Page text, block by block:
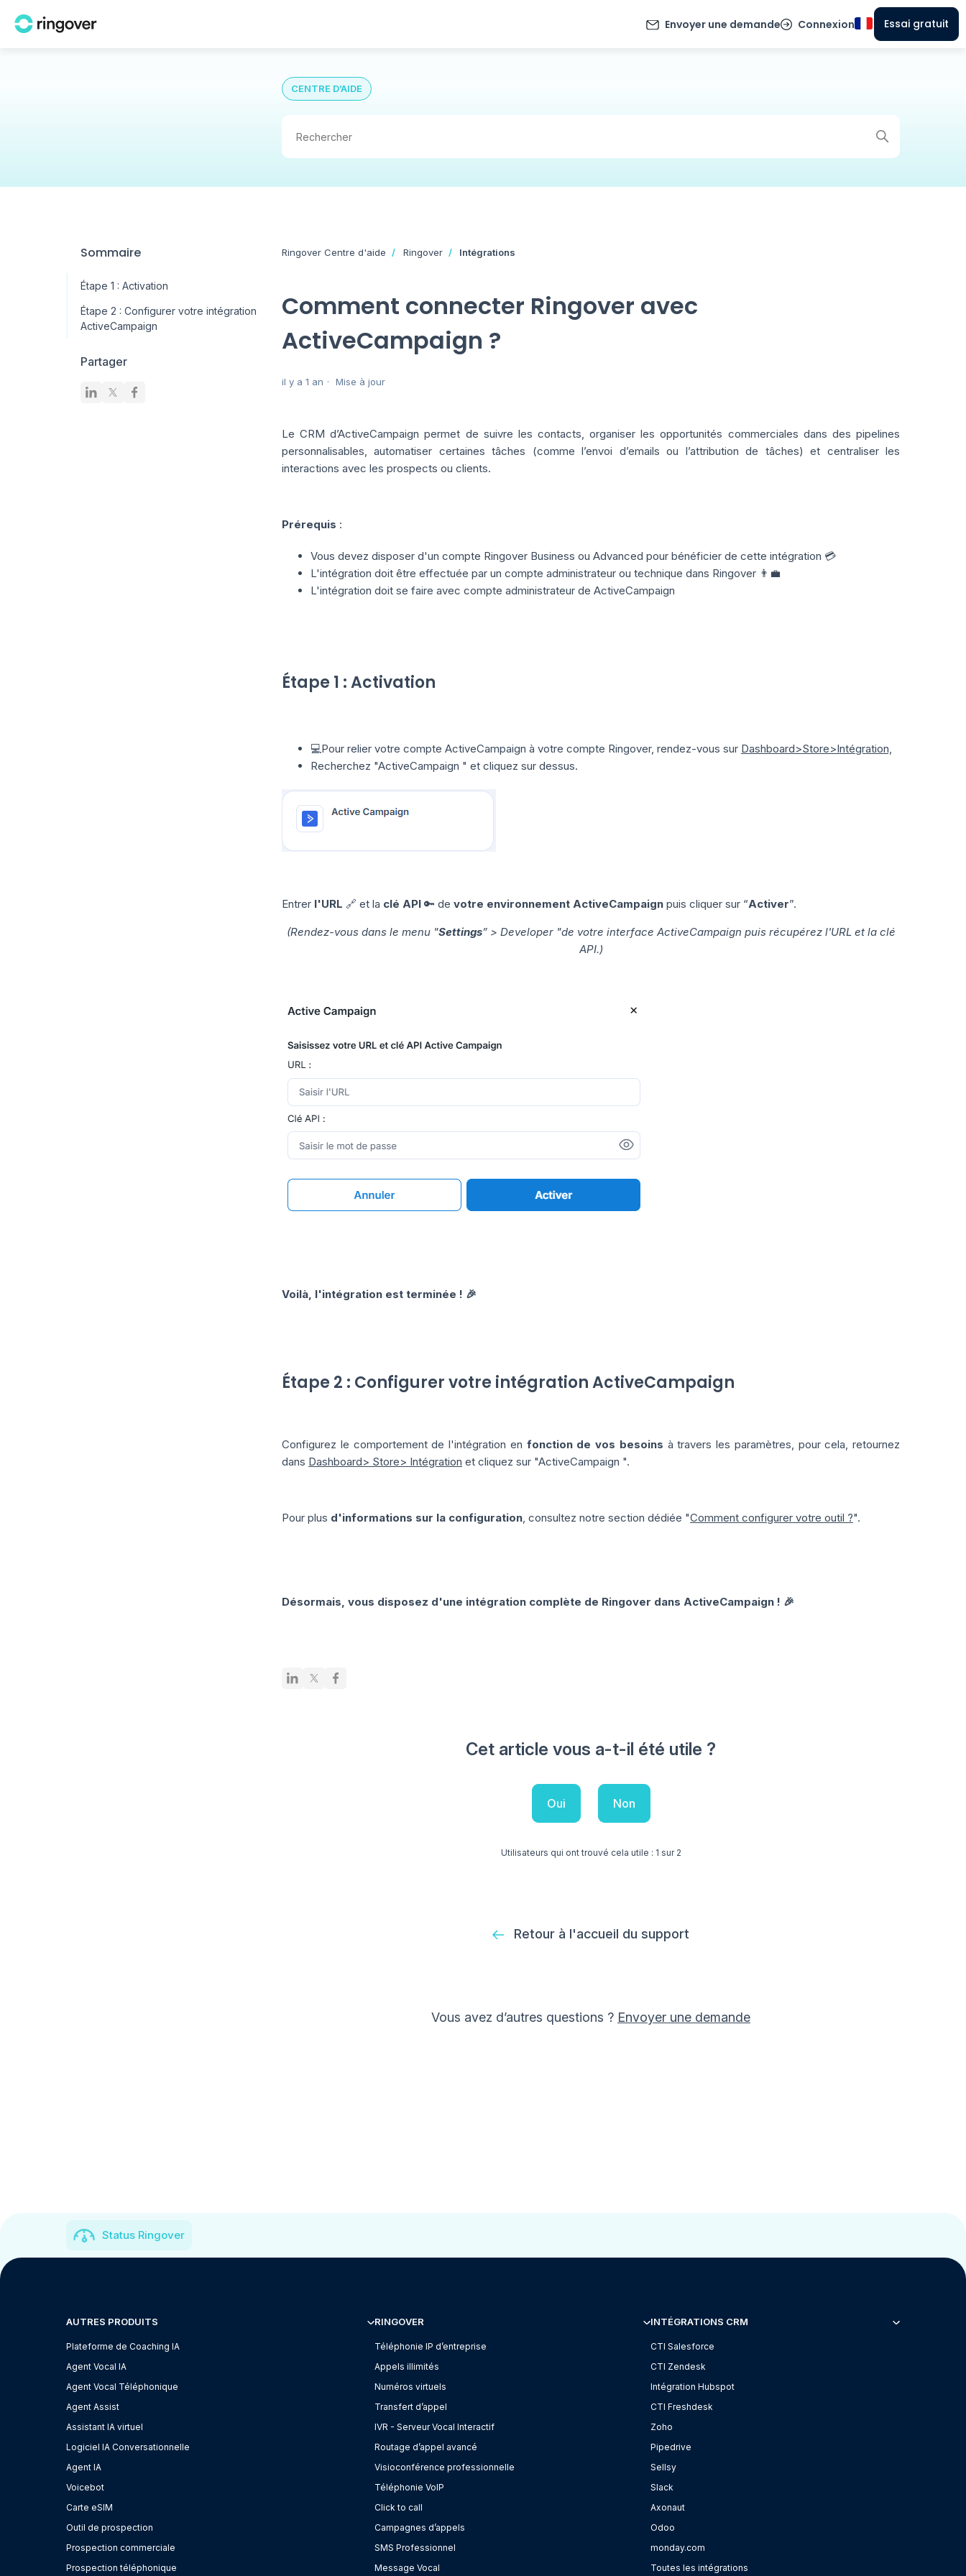
Envoyer une demande Connexion Essai gratuit
CENTRE D’AIDE
Sommaire
Étape 1 : Activation
Étape 2 : Configurer votre intégration
ActiveCampaign
Partager
Ringover Centre d'aide Ringover Intégrations
Comment connecter Ringover avec
ActiveCampaign ?
il y a 1 an Mise à jour
Le CRM d’ActiveCampaign permet de suivre les contacts, organiser les opportunités commerciales dans des pipelines
personnalisables, automatiser certaines tâches (comme l’envoi d’emails ou l’attribution de tâches) et centraliser les
interactions avec les prospects ou clients.
Prérequis :
Vous devez disposer d'un compte Ringover Business ou Advanced pour bénéficier de cette intégration 💳
L'intégration doit être effectuée par un compte administrateur ou technique dans Ringover 👨‍💼
L'intégration doit se faire avec compte administrateur de ActiveCampaign
Étape 1 : Activation
💻Pour relier votre compte ActiveCampaign à votre compte Ringover, rendez-vous sur Dashboard>Store>Intégration,
Recherchez "ActiveCampaign " et cliquez sur dessus.
Entrer l'URL 🔗 et la clé API 🔑 de votre environnement ActiveCampaign puis cliquer sur “Activer”.
(Rendez-vous dans le menu "Settings” > Developer "de votre interface ActiveCampaign puis récupérez l'URL et la clé
API.)
Voilà, l'intégration est terminée ! 🎉
Étape 2 : Configurer votre intégration ActiveCampaign
Configurez le comportement de l'intégration en fonction de vos besoins à travers les paramètres, pour cela, retournez
dans Dashboard> Store> Intégration et cliquez sur "ActiveCampaign ".
Pour plus d'informations sur la configuration, consultez notre section dédiée "Comment configurer votre outil ?".
Désormais, vous disposez d'une intégration complète de Ringover dans ActiveCampaign ! 🎉
Cet article vous a-t-il été utile ?
Oui Non
Utilisateurs qui ont trouvé cela utile : 1 sur 2
Retour à l'accueil du support
Vous avez d’autres questions ? Envoyer une demande
Status Ringover
AUTRES PRODUITS
Plateforme de Coaching IA
Agent Vocal IA
Agent Vocal Téléphonique
Agent Assist
Assistant IA virtuel
Logiciel IA Conversationnelle
Agent IA
Voicebot
Carte eSIM
Outil de prospection
Prospection commerciale
Prospection téléphonique
RINGOVER
Téléphonie IP d’entreprise
Appels illimités
Numéros virtuels
Transfert d’appel
IVR - Serveur Vocal Interactif
Routage d’appel avancé
Visioconférence professionnelle
Téléphonie VoIP
Click to call
Campagnes d’appels
SMS Professionnel
Message Vocal
INTÉGRATIONS CRM
CTI Salesforce
CTI Zendesk
Intégration Hubspot
CTI Freshdesk
Zoho
Pipedrive
Sellsy
Slack
Axonaut
Odoo
monday.com
Toutes les intégrations